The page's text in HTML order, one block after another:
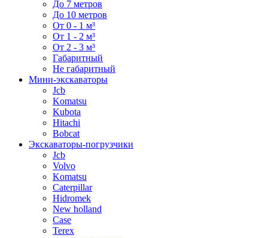
До 7 метров
До 10 метров
От 0 - 1 м³
От 1 - 2 м³
От 2 - 3 м³
Габаритный
Не габаритный
Мини-экскаваторы
Jcb
Komatsu
Kubota
Hitachi
Bobcat
Экскаваторы-погрузчики
Jcb
Volvo
Komatsu
Caterpillar
Hidromek
New holland
Case
Terex